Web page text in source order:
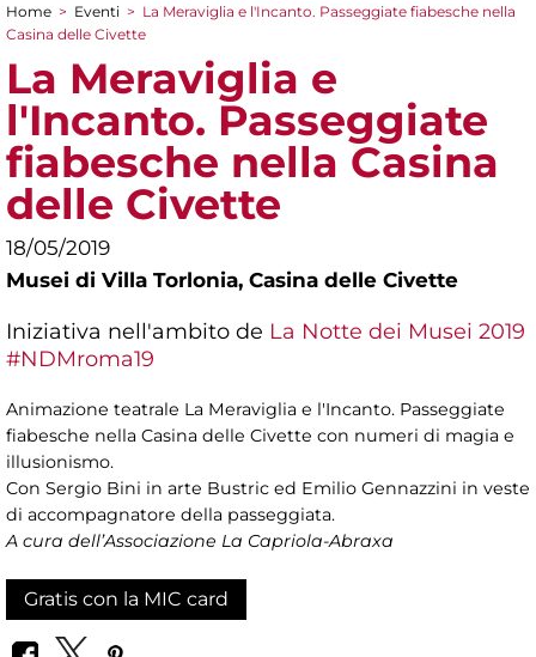
Tu sei qui
Home > Eventi > La Meraviglia e l'Incanto. Passeggiate fiabesche nella
Casina delle Civette
La Meraviglia e
l'Incanto. Passeggiate
fiabesche nella Casina
delle Civette
18/05/2019
Musei di Villa Torlonia, Casina delle Civette
Iniziativa nell'ambito de La Notte dei Musei 2019
#NDMroma19
Animazione teatrale La Meraviglia e l'Incanto. Passeggiate
fiabesche nella Casina delle Civette con numeri di magia e
illusionismo.
Con Sergio Bini in arte Bustric ed Emilio Gennazzini in veste
di accompagnatore della passeggiata.
A cura dell’Associazione La Capriola-Abraxa
Gratis con la MIC card